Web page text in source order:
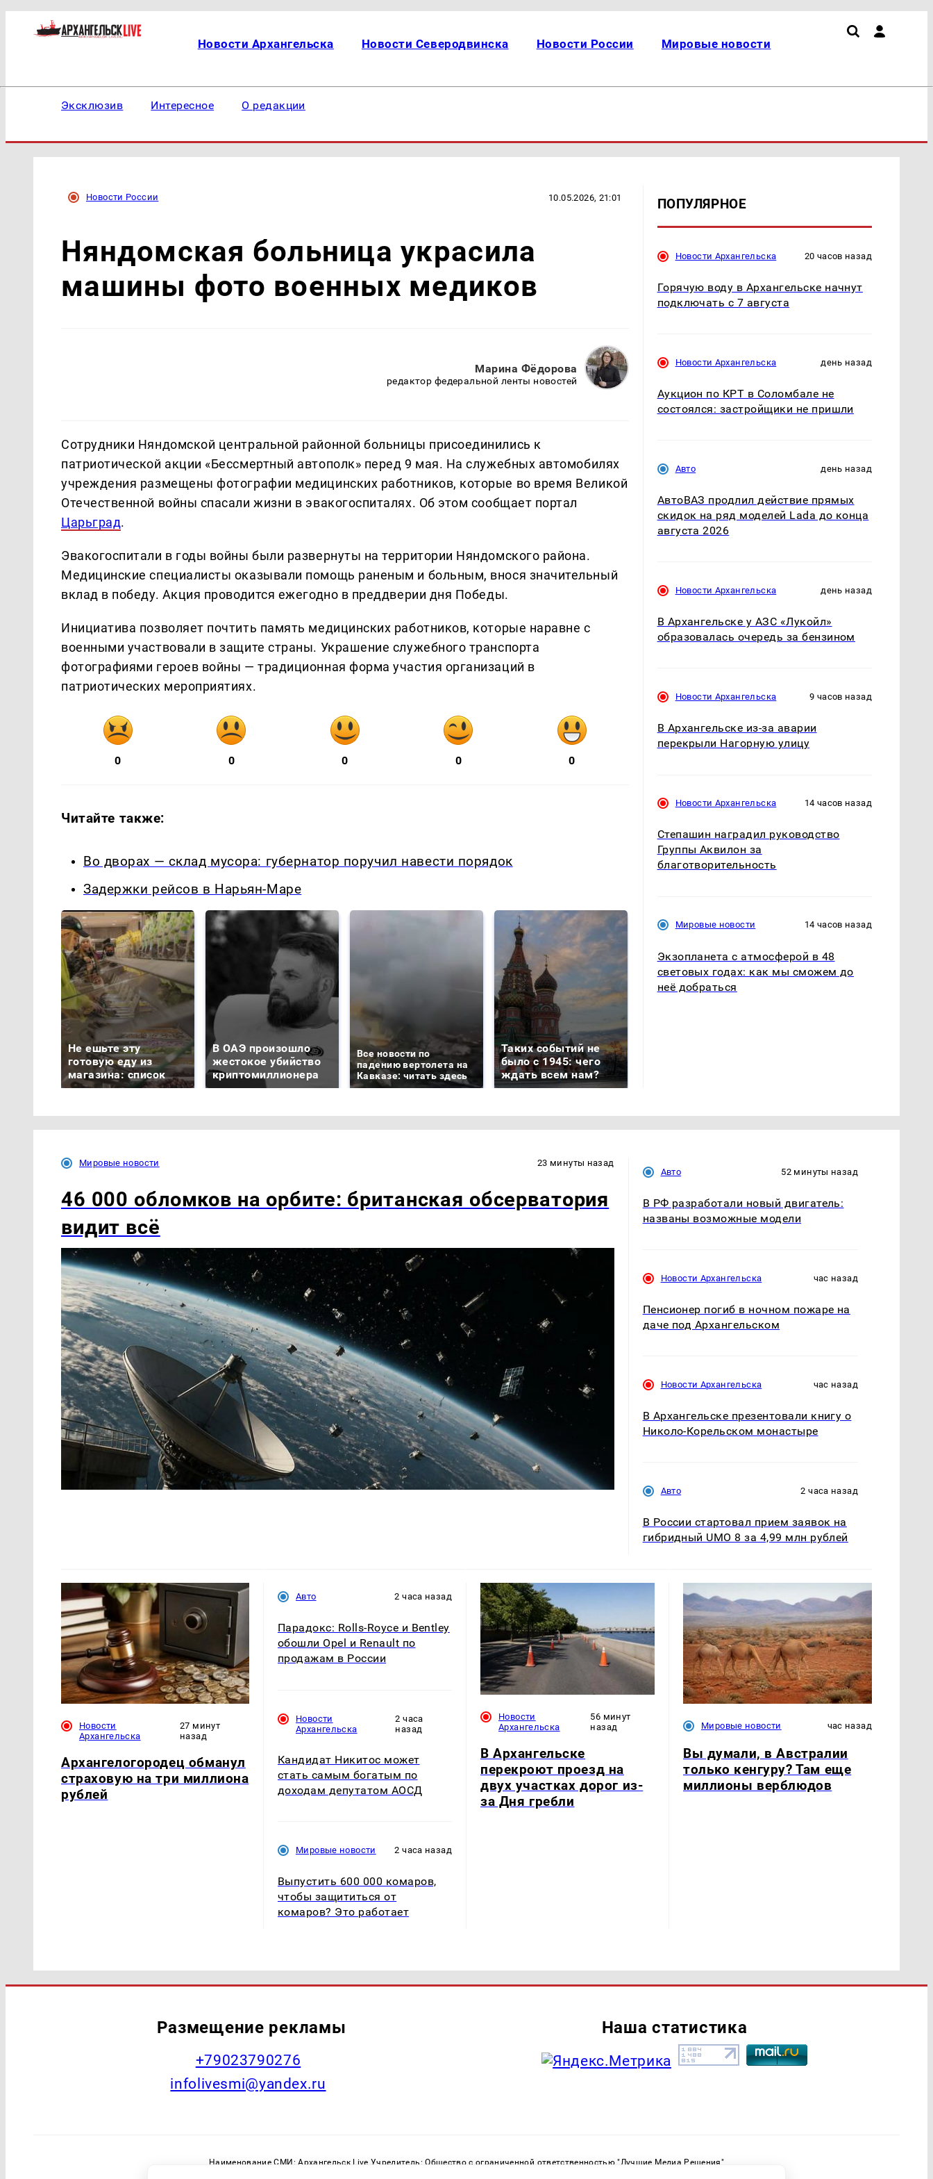
Новости Архангельска Новости Северодвинска Новости России Мировые новости
Эксклюзив Интересное О редакции
Новости России 10.05.2026, 21:01
Няндомская больница украсила
машины фото военных медиков
Марина Фёдорова
редактор федеральной ленты новостей
Сотрудники Няндомской центральной районной больницы присоединились к
патриотической акции «Бессмертный автополк» перед 9 мая. На служебных автомобилях
учреждения размещены фотографии медицинских работников, которые во время Великой
Отечественной войны спасали жизни в эвакогоспиталях. Об этом сообщает портал
Царьград.
Эвакогоспитали в годы войны были развернуты на территории Няндомского района.
Медицинские специалисты оказывали помощь раненым и больным, внося значительный
вклад в победу. Акция проводится ежегодно в преддверии дня Победы.
Инициатива позволяет почтить память медицинских работников, которые наравне с
военными участвовали в защите страны. Украшение служебного транспорта
фотографиями героев войны — традиционная форма участия организаций в
патриотических мероприятиях.
0 0 0 0 0
Читайте также:
Во дворах — склад мусора: губернатор поручил навести порядок
Задержки рейсов в Нарьян-Маре
Не ешьте эту
готовую еду из
магазина: список
В ОАЭ произошло
жестокое убийство
криптомиллионера
Все новости по
падению вертолета на
Кавказе: читать здесь
Таких событий не
было с 1945: чего
ждать всем нам?
ПОПУЛЯРНОЕ
Новости Архангельска 20 часов назад
Горячую воду в Архангельске начнут
подключать с 7 августа
Новости Архангельска день назад
Аукцион по КРТ в Соломбале не
состоялся: застройщики не пришли
Авто день назад
АвтоВАЗ продлил действие прямых
скидок на ряд моделей Lada до конца
августа 2026
Новости Архангельска день назад
В Архангельске у АЗС «Лукойл»
образовалась очередь за бензином
Новости Архангельска 9 часов назад
В Архангельске из-за аварии
перекрыли Нагорную улицу
Новости Архангельска 14 часов назад
Степашин наградил руководство
Группы Аквилон за
благотворительность
Мировые новости 14 часов назад
Экзопланета с атмосферой в 48
световых годах: как мы сможем до
неё добраться
Мировые новости 23 минуты назад
46 000 обломков на орбите: британская обсерватория
видит всё
Авто 52 минуты назад
В РФ разработали новый двигатель:
названы возможные модели
Новости Архангельска час назад
Пенсионер погиб в ночном пожаре на
даче под Архангельском
Новости Архангельска час назад
В Архангельске презентовали книгу о
Николо-Корельском монастыре
Авто 2 часа назад
В России стартовал прием заявок на
гибридный UMO 8 за 4,99 млн рублей
Новости
Архангельска
27 минут
назад
Архангелогородец обманул
страховую на три миллиона
рублей
Авто 2 часа назад
Парадокс: Rolls-Royce и Bentley
обошли Opel и Renault по
продажам в России
Новости
Архангельска
2 часа
назад
Кандидат Никитос может
стать самым богатым по
доходам депутатом АОСД
Мировые новости 2 часа назад
Выпустить 600 000 комаров,
чтобы защититься от
комаров? Это работает
Новости
Архангельска
56 минут
назад
В Архангельске
перекроют проезд на
двух участках дорог из-
за Дня гребли
Мировые новости час назад
Вы думали, в Австралии
только кенгуру? Там еще
миллионы верблюдов
Размещение рекламы
+79023790276
infolivesmi@yandex.ru
Наша статистика
Наименование СМИ: Архангельск Live Учредитель: Общество с ограниченной ответственностью "Лучшие Медиа Решения"